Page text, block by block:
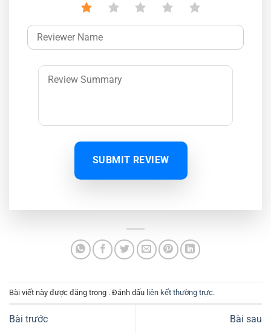
SUBMIT REVIEW
Bài viết này được đăng trong . Đánh dấu liên kết thường trực.
Bài trước Bài sau